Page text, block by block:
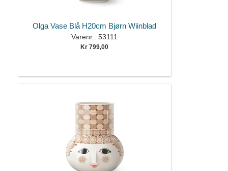
Olga Vase Blå H20cm Bjørn Wiinblad
Varenr.: 53111
Kr 799,00